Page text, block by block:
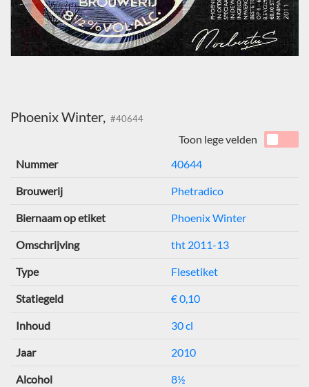
Phoenix Winter, #40644
Toon lege velden
Nummer
40644
Brouwerij Phetradico
Biernaam op etiket Phoenix Winter
Omschrijving tht 2011-13
Type Flesetiket
Statiegeld € 0,10
Inhoud 30 cl
Jaar 2010
Alcohol 8½